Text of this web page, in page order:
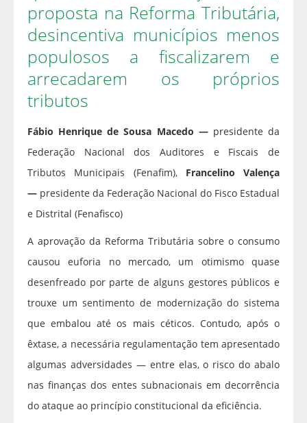
proposta na Reforma Tributária,
desincentiva municípios menos
populosos a fiscalizarem e
arrecadarem os próprios
tributos
Fábio Henrique de Sousa Macedo — presidente da
Federação Nacional dos Auditores e Fiscais de
Tributos Municipais (Fenafim), Francelino Valença
— presidente da Federação Nacional do Fisco Estadual
e Distrital (Fenafisco)
A aprovação da Reforma Tributária sobre o consumo
causou euforia no mercado, um otimismo quase
desenfreado por parte de alguns gestores públicos e
trouxe um sentimento de modernização do sistema
que embalou até os mais céticos. Contudo, após o
êxtase, a necessária regulamentação tem apresentado
algumas adversidades — entre elas, o risco do abalo
nas finanças dos entes subnacionais em decorrência
do ataque ao princípio constitucional da eficiência.